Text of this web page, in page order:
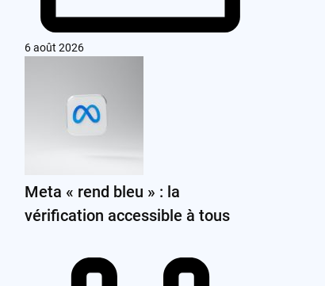
6 août 2026
Meta « rend bleu » : la
vérification accessible à tous